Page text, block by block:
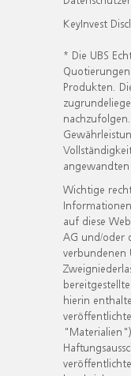
KeyInvest
* Die UBS
Produkten.
Wichtige
auf diese
AG und/oder
verbundenen
hierin